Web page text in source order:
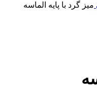
میز گرد با پایه الماسه